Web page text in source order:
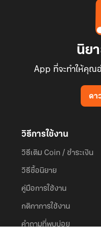
นิย
App ที่จะทำให้คุณ
ดา
วิธีการใช้งาน
วิธีเติม Coin / ชำระเงิน
วิธีซื้อนิยาย
คู่มือการใช้งาน
กติกาการใช้งาน
คำถามที่พบบ่อย